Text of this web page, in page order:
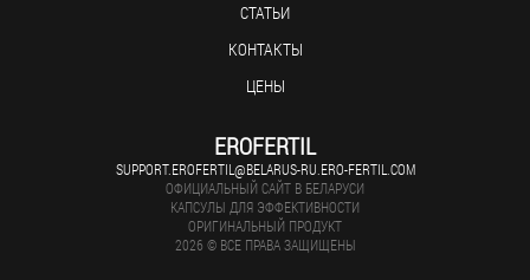
СТАТЬИ
КОНТАКТЫ
ЦЕНЫ
EROFERTIL
SUPPORT.EROFERTIL@BELARUS-RU.ERO-FERTIL.COM
ОФИЦИАЛЬНЫЙ САЙТ В БЕЛАРУСИ
КАПСУЛЫ ДЛЯ ЭФФЕКТИВНОСТИ
ОРИГИНАЛЬНЫЙ ПРОДУКТ
2026 © ВСЕ ПРАВА ЗАЩИЩЕНЫ